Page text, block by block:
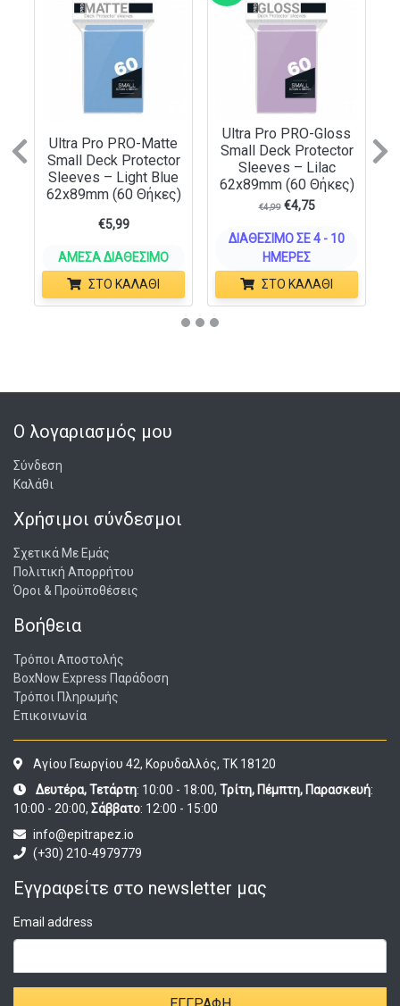
Ultra Pro PRO-Matte
Small Deck Protector
Sleeves – Light Blue
62x89mm (60 Θήκες)
€5,99
ΆΜΕΣΑ ΔΙΑΘΈΣΙΜΟ
ΣΤΟ ΚΑΛΆΘΙ
Ultra Pro PRO-Gloss
Small Deck Protector
Sleeves – Lilac
62x89mm (60 Θήκες)
€4,99 €4,75
ΔΙΑΘΈΣΙΜΟ ΣΕ 4 - 10
ΗΜΈΡΕΣ
ΣΤΟ ΚΑΛΆΘΙ
Previous
Ο λογαριασμός μου
Σύνδεση
Καλάθι
Χρήσιμοι σύνδεσμοι
Σχετικά Με Εμάς
Πολιτική Απορρήτου
Όροι & Προϋποθέσεις
Βοήθεια
Τρόποι Αποστολής
BoxNow Express Παράδοση
Τρόποι Πληρωμής
Επικοινωνία
Αγίου Γεωργίου 42, Κορυδαλλός, ΤΚ 18120
Δευτέρα, Τετάρτη: 10:00 - 18:00, Τρίτη, Πέμπτη, Παρασκευή:
10:00 - 20:00, Σάββατο: 12:00 - 15:00
info@epitrapez.io
(+30) 210-4979779
Εγγραφείτε στο newsletter μας
Email address